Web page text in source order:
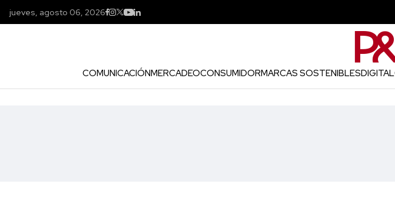
jueves, agosto 06, 2026
COMUNICACIÓNMERCADEOCONSUMIDORMARCAS SOSTENIBLESDIGITAL